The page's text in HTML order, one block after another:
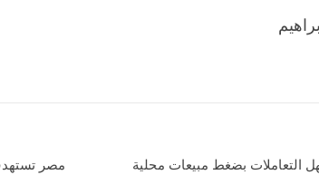
التعاملات بضغط مبيعات محلية
مصر